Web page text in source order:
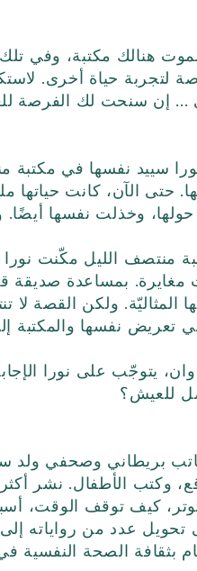
هنالك مكتبة، وفي
لتجربة حياة أخرى.
... إن سنحت لك الفرصة
سييد نفسها في
حتى الآن، كانت حياتها
وخذلت نفسها أيضًا.
منتصف الليل مكّنت نورا
بمساعدة صديقة
المثاليّة. ولكن القصة لا
تعريض نفسها والمكتبة
يتوجّب على نورا
للعيش؟
كيف توقف الوقت،
عدد من رواياته إلى
بثقافة الصحة النفسية